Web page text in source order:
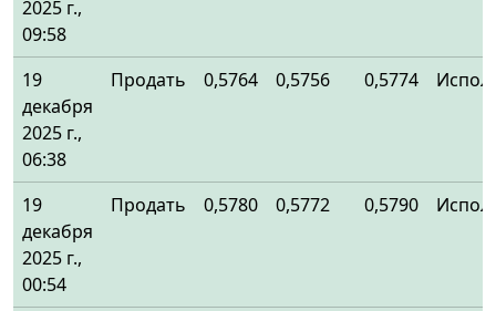
2025 г.,
09:58
19
декабря
2025 г.,
06:38
Продать 0,5764 0,5756 0,5774
19
декабря
2025 г.,
00:54
Продать 0,5780 0,5772 0,5790